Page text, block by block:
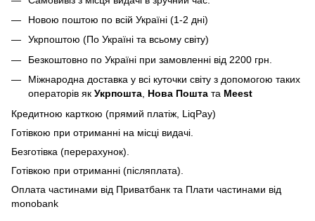
Новою поштою по всій Україні (1-2 дні)
Укрпоштою (По Україні та всьому світу)
Безкоштовно по Україні при замовленні від 2200 грн.
Міжнародна доставка у всі куточки світу з допомогою таких
операторів як Укрпошта Нова Пошта та Meest
Кредитною карткою (прямий платіж, LiqPay)
Готівкою при отриманні на місці видачі.
Безготівка (перерахунок).
Готівкою при отриманні (післяплата).
Оплата частинами від Приватбанк та Плати частинами від
monobank